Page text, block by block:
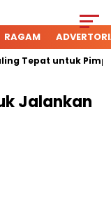
RAGAM
Tepat untuk
Jalankan